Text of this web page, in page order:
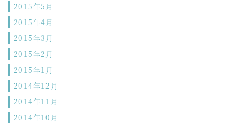
2015年5月
2015年4月
2015年3月
2015年2月
2015年1月
2014年12月
2014年11月
2014年10月